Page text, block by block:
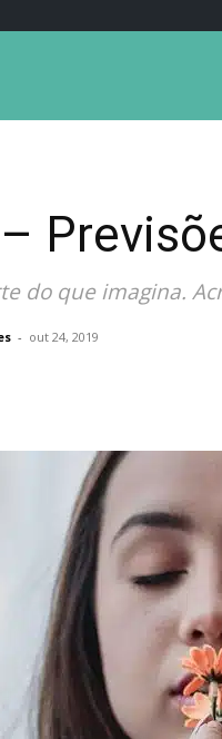
do que imagina.
- out 24, 2019